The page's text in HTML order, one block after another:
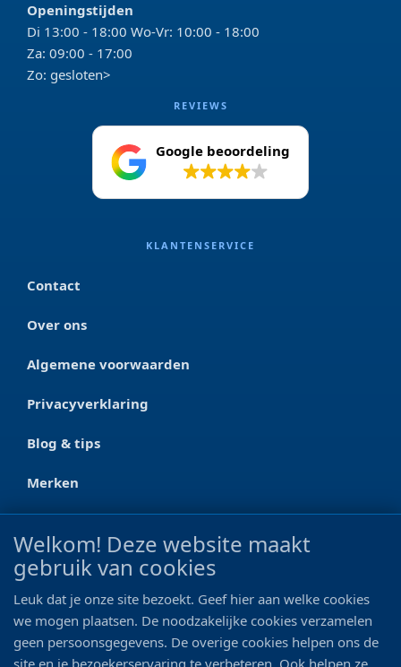
Openingstijden
Di 13:00 - 18:00 Wo-Vr: 10:00 - 18:00
Za: 09:00 - 17:00
Zo: gesloten>
REVIEWS
Google beoordeling
KLANTENSERVICE
Contact
Over ons
Algemene voorwaarden
Privacyverklaring
Blog & tips
Merken
CONTACT
Ootmarsumseweg 125a
0546 - 622 990
06 - 11 19 81 42
Welkom! Deze website maakt
gebruik van cookies
Leuk dat je onze site bezoekt. Geef hier aan welke cookies
we mogen plaatsen. De noodzakelijke cookies verzamelen
geen persoonsgegevens. De overige cookies helpen ons de
site en je bezoekerservaring te verbeteren. Ook helpen ze